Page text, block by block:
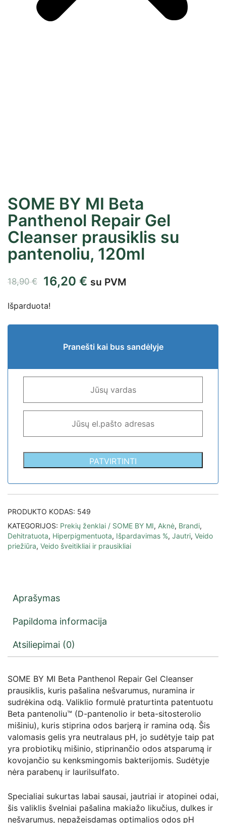
SOME BY MI Beta
Panthenol Repair Gel
Cleanser prausiklis su
pantenoliu, 120ml
18,90€ 16,20 € su PVM
Išparduota!
Pranešti kai bus sandėlyje
PATVIRTINTI
PRODUKTO KODAS: 549
KATEGORIJOS: Prekių ženklai / SOME BY MI, Aknė, Brandi,
Dehitratuota, Hiperpigmentuota, Išpardavimas %, Jautri, Veido
priežiūra, Veido šveitikliai ir prausikliai
Aprašymas
Papildoma informacija
Atsiliepimai (0)
SOME BY MI Beta Panthenol Repair Gel Cleanser
prausiklis, kuris pašalina nešvarumus, nuramina ir
sudrėkina odą. Valiklio formulė praturtinta patentuotu
Beta pantenoliu™ (D-pantenolio ir beta-sitosterolio
mišiniu), kuris stiprina odos barjerą ir ramina odą. Šis
valomasis gelis yra neutralaus pH, jo sudėtyje taip pat
yra probiotikų mišinio, stiprinančio odos atsparumą ir
kovojančio su kenksmingomis bakterijomis. Sudėtyje
nėra parabenų ir laurilsulfato.
Specialiai sukurtas labai sausai, jautriai ir atopinei odai,
šis valiklis švelniai pašalina makiažo likučius, dulkes ir
nešvarumus, nepažeisdamas optimalios odos pH